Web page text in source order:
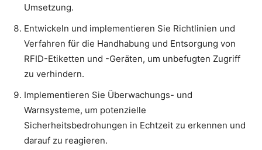
Umsetzung.
Entwickeln und implementieren Sie Richtlinien und
Verfahren für die Handhabung und Entsorgung von
RFID-Etiketten und -Geräten, um unbefugten Zugriff
zu verhindern.
Implementieren Sie Überwachungs- und
Warnsysteme, um potenzielle
Sicherheitsbedrohungen in Echtzeit zu erkennen und
darauf zu reagieren.